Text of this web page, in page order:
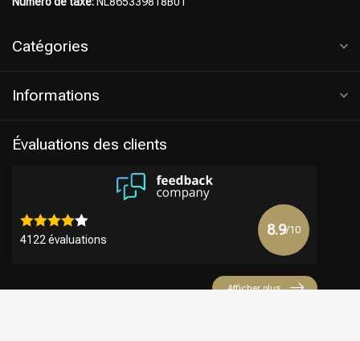
Catégories
Informations
Évaluations des clients
4122 évaluations
8.9/10
Afficher plus